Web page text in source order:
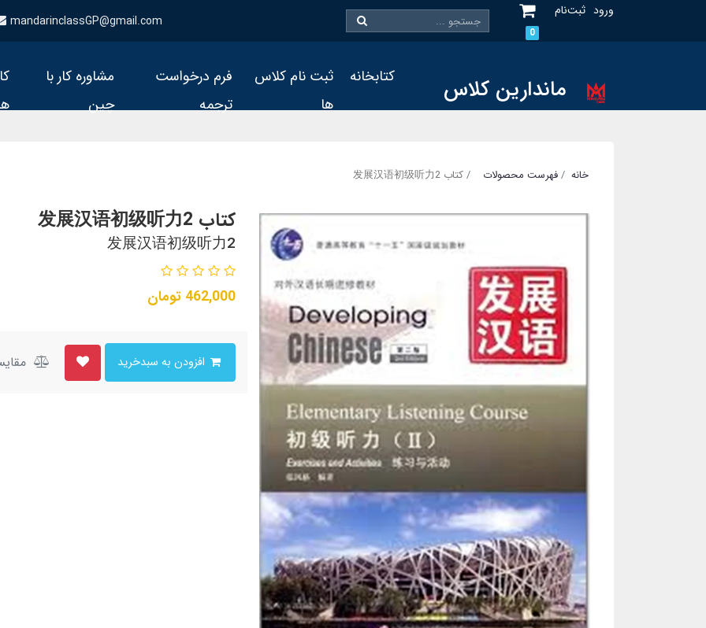
ورود ثبت‌نام
0
mandarinclassGP@gmail.com
ماندارین کلاس کتابخانه
ثبت نام کلاس
ها
فرم درخواست
ترجمه
مشاوره کار با
چین
خانه فهرست محصولات کتاب 发展汉语初级听力2
کتاب 发展汉语初级听力2
发展汉语初级听力2
462,000 تومان